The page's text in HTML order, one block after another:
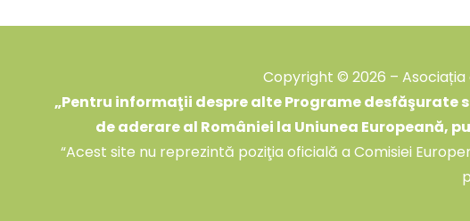
Copyright © 2026 –
„Pentru informaţii despre alte Programe desfăşurate
de aderare al României la Uniunea Europeană,
“Acest site nu reprezintă poziţia oficială a Comisiei